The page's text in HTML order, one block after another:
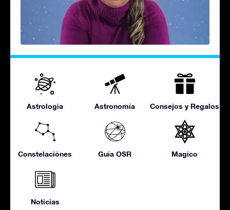
Astrologia Astronomía Consejos y Regalos
Constelaciónes Guía OSR Magico
Noticias